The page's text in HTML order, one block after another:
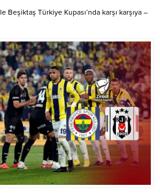
Beşiktaş Türkiye Kupası’nda karşı karşıya –